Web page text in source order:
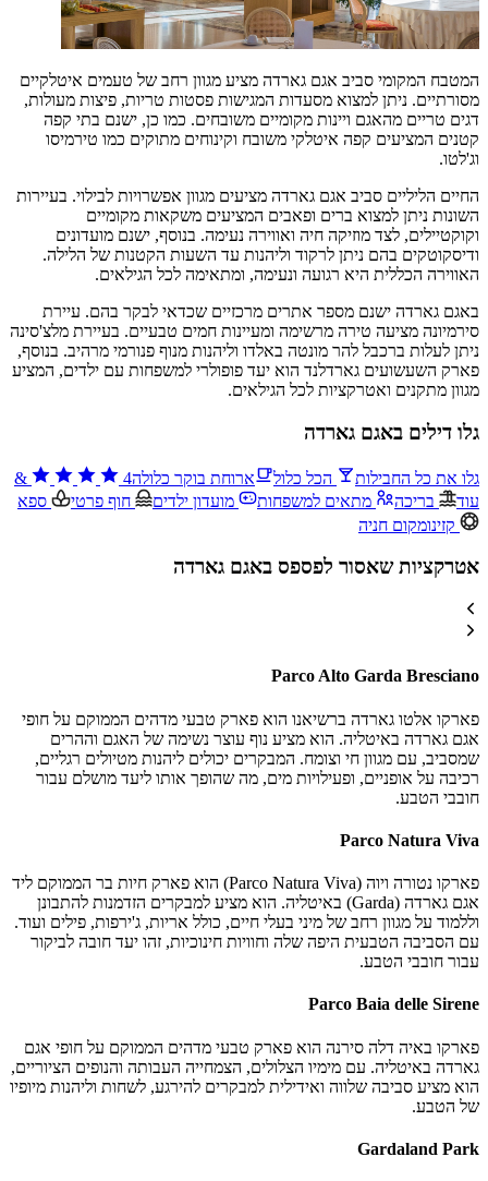
המטבח המקומי סביב אגם גארדה מציע מגוון רחב של טעמים איטלקיים
מסורתיים. ניתן למצוא מסעדות המגישות פסטות טריות, פיצות מעולות,
דגים טריים מהאגם ויינות מקומיים משובחים. כמו כן, ישנם בתי קפה
קטנים המציעים קפה איטלקי משובח וקינוחים מתוקים כמו טירמיסו
וג'לטו.
החיים הליליים סביב אגם גארדה מציעים מגוון אפשרויות לבילוי. בעיירות
השונות ניתן למצוא ברים ופאבים המציעים משקאות מקומיים
וקוקטיילים, לצד מוזיקה חיה ואווירה נעימה. בנוסף, ישנם מועדונים
ודיסקוטקים בהם ניתן לרקוד וליהנות עד השעות הקטנות של הלילה.
האווירה הכללית היא רגועה ונעימה, ומתאימה לכל הגילאים.
באגם גארדה ישנם מספר אתרים מרכזיים שכדאי לבקר בהם. עיירת
סירמיונה מציעה טירה מרשימה ומעיינות חמים טבעיים. בעיירת מלצ'סינה
ניתן לעלות ברכבל להר מונטה באלדו וליהנות מנוף פנורמי מרהיב. בנוסף,
פארק השעשועים גארדלנד הוא יעד פופולרי למשפחות עם ילדים, המציע
מגוון מתקנים ואטרקציות לכל הגילאים.
גלו דילים באגם גארדה
גלו את כל החבילות הכל כלול ארוחת בוקר כלולה4
&
עוד
בריכה מתאים למשפחות מועדון ילדים חוף פרטי
ספא
קזינומקום חניה
אטרקציות שאסור לפספס באגם גארדה
Parco Alto Garda Bresciano
פארקו אלטו גארדה ברשיאנו הוא פארק טבעי מדהים הממוקם על חופי
אגם גארדה באיטליה. הוא מציע נוף עוצר נשימה של האגם וההרים
שמסביב, עם מגוון חי וצומח. המבקרים יכולים ליהנות מטיולים רגליים,
רכיבה על אופניים, ופעילויות מים, מה שהופך אותו ליעד מושלם עבור
חובבי הטבע.
Parco Natura Viva
פארקו נטורה ויוה (Parco Natura Viva) הוא פארק חיות בר הממוקם ליד
אגם גארדה (Garda) באיטליה. הוא מציע למבקרים הזדמנות להתבונן
וללמוד על מגוון רחב של מיני בעלי חיים, כולל אריות, ג'ירפות, פילים ועוד.
עם הסביבה הטבעית היפה שלה וחוויות חינוכיות, זהו יעד חובה לביקור
עבור חובבי הטבע.
Parco Baia delle Sirene
פארקו באיה דלה סירנה הוא פארק טבעי מדהים הממוקם על חופי אגם
גארדה באיטליה. עם מימיו הצלולים, הצמחייה העבותה והנופים הציוריים,
הוא מציע סביבה שלווה ואידילית למבקרים להירגע, לשחות וליהנות מיופיו
של הטבע.
Gardaland Park